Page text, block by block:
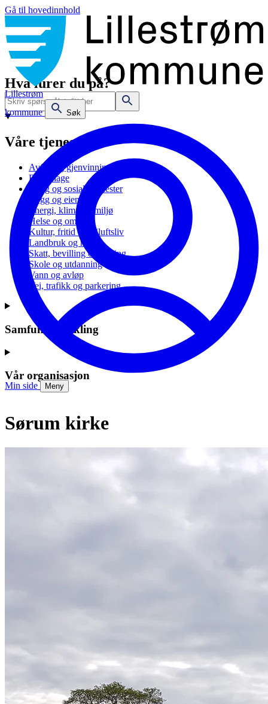
Gå til hovedinnhold
Lillestrøm
kommune
Søk
Min side Meny
Hva lurer du på?
Våre tjenester
Avfall og gjenvinning
Barnehage
Bolig og sosiale tjenester
Bygg og eiendom
Energi, klima og miljø
Helse og omsorg
Kultur, fritid og friluftsliv
Landbruk og natur
Skatt, bevilling og næring
Skole og utdanning
Vann og avløp
Vei, trafikk og parkering
Samfunnsutvikling
Vår organisasjon
Sørum kirke